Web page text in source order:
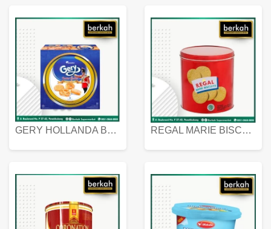
GERY HOLLANDA BUTTER COOKIES 450 GRAM REGAL MARIE BISCUIT KALENG 550 GRAM